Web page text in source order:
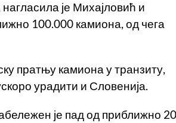
је Михајловић и
100.000 камиона, од чега
пратњу камиона у транзиту,
урадити и Словенија.
је пад од приближно 20